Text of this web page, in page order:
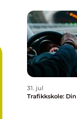
31. jul
Trafikkskole: